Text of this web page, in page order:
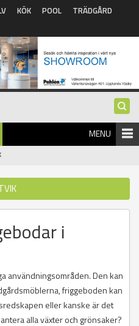
KÖK POOL
TRÄDGÅRD
MENU
i
användningsområden. Den kan
friggeboden kan
eller kanske är det
alla växter och grönsaker?